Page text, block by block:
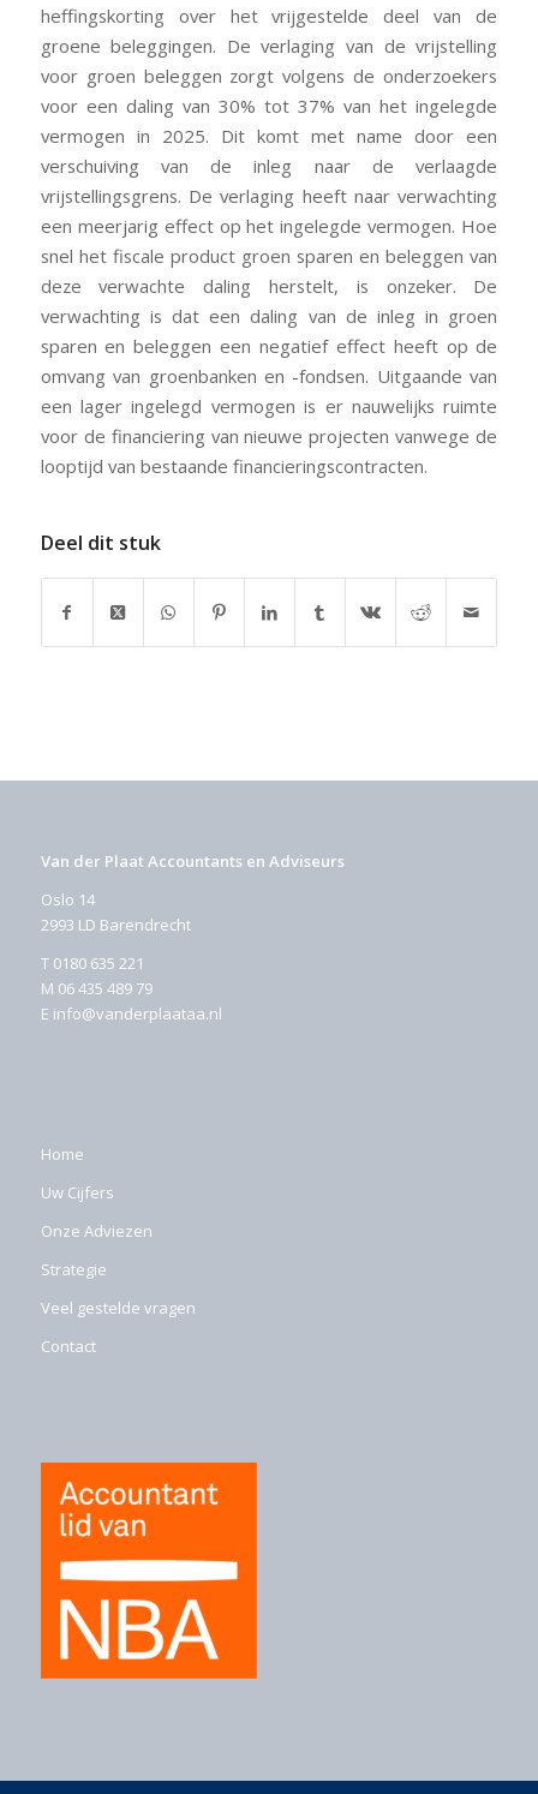
heffingskorting over het vrijgestelde deel van de
groene beleggingen. De verlaging van de vrijstelling
voor groen beleggen zorgt volgens de onderzoekers
voor een daling van 30% tot 37% van het ingelegde
vermogen in 2025. Dit komt met name door een
verschuiving van de inleg naar de verlaagde
vrijstellingsgrens. De verlaging heeft naar verwachting
een meerjarig effect op het ingelegde vermogen. Hoe
snel het fiscale product groen sparen en beleggen van
deze verwachte daling herstelt, is onzeker. De
verwachting is dat een daling van de inleg in groen
sparen en beleggen een negatief effect heeft op de
omvang van groenbanken en -fondsen. Uitgaande van
een lager ingelegd vermogen is er nauwelijks ruimte
voor de financiering van nieuwe projecten vanwege de
looptijd van bestaande financieringscontracten.
Deel dit stuk
Van der Plaat Accountants en Adviseurs
Oslo 14
2993 LD Barendrecht
T 0180 635 221
M 06 435 489 79
E info@vanderplaataa.nl
Home
Uw Cijfers
Onze Adviezen
Strategie
Veel gestelde vragen
Contact